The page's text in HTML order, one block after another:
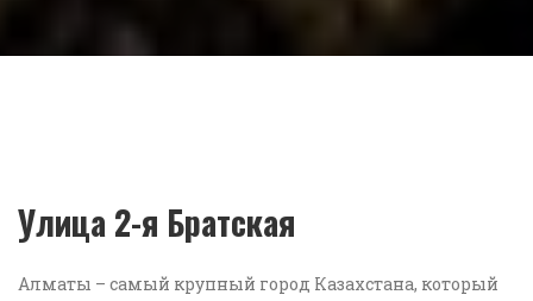
Улица 2-я Братская
Алматы – самый крупный город Казахстана, который